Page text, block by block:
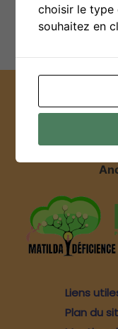
Liens
Plan du
choisir le type
souhaitez en